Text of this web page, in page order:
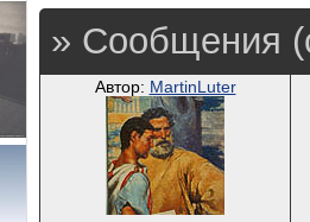
» Сообщения
Автор: MartinLuter